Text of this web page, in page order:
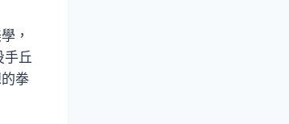
，
手丘
拳